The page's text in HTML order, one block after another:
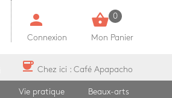
person
Connexion
shopping_basket 0
Mon Panier
coffee Chez ici : Café Apapacho
Vie pratique Beaux-arts